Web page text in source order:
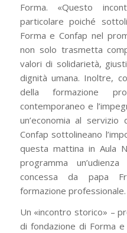
Forma. «Questo
particolare poiché
Forma e Confap nel
non solo trasmetta
valori di solidarietà,
dignità umana. Inoltre,
della formazione
contemporaneo e
un’economia al servizio
Confap sottolineano
questa mattina in Aula
programma
concessa da papa
formazione professionale.
Un «incontro storico» –
di fondazione di Forma